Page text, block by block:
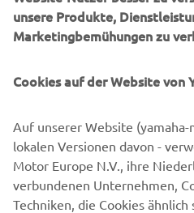
Follow Yamaha SMT
unsere Produkte,
Marketingbemühungen zu
Cookies auf der Website von
Auf unserer Website
lokalen Versionen davon -
Motor Europe N.V., ihre
verbundenen Unternehmen,
Techniken, die Cookies